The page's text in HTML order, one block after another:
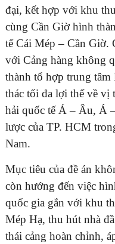
đại, kết hợp với khu
cùng Cần Giờ hình
tế Cái Mép – Cần Giờ.
với Cảng hàng không
thành tổ hợp trung
thác tối đa lợi thế về vị
hải quốc tế Á – Âu, Á
lược của TP. HCM
Nam.
Mục tiêu của đề án
còn hướng đến việc
quốc gia gắn với khu
Mép Hạ, thu hút nhà
thái cảng hoàn chỉnh,